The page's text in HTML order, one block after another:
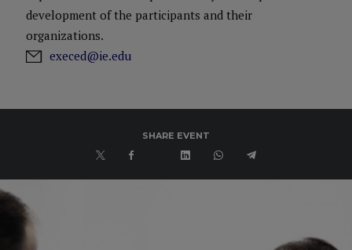
development of the participants and their
organizations.
execed@ie.edu
SHARE EVENT